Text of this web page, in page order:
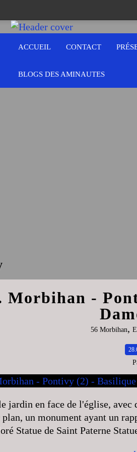
ACCUEIL CONTACT
BLOGS DES AMINAUTES
Morbihan -
56 Morbihan,
jardin en face de l'église, avec
un monument ayant un
Statue de Saint Paterne